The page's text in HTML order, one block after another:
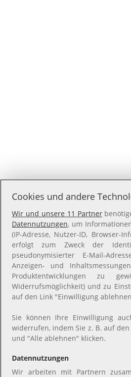
Cookies und andere
Wir und unsere 11 Partner
Datennutzungen, um
(IP-Adresse, Nutzer-ID, Browser-
erfolgt zum Zweck der
pseudonymisierter E-Mail-
Anzeigen- und
Produktentwicklungen zu
Widerrufsmöglichkeit) und zu
auf den Link "Einwilligung
Sie können Ihre Einwilligung
widerrufen, indem Sie z. B. auf
und "Alle ablehnen" klicken.
Datennutzungen
Wir arbeiten mit Partnern